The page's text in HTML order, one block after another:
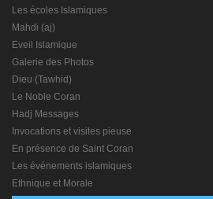
Les écoles Islamiques
Mahdi (aj)
Eveil Islamique
Galerie des Photos
Dieu (Tawhid)
Le Noble Coran
Hadj Messages
Invocations et visites pieuse
En présence de Saint Coran
Les événements islamiques
Ethnique et Morale